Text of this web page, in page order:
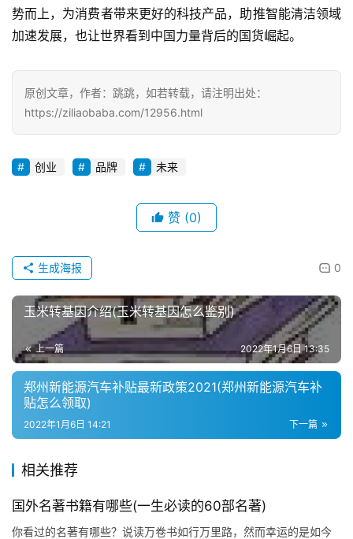
势而上，为消费者带来更好的科技产品，助推智能清洁领域
加速发展，也让世界看到中国力量背后的国货崛起。
原创文章，作者：跳跳，如若转载，请注明出处：
https://ziliaobaba.com/12956.html
创业 品牌 未来
赞 (0)
0
生成海报
玉米转基因介绍(玉米转基因怎么鉴别)
上一篇 2022年1月6日 13:35
郑州新能源汽车补贴最新政策2021(郑州新能源汽车补
贴怎么领取)
下一篇
2022年1月6日 14:21
相关推荐
国外名著书籍有哪些(一生必读的60部名著)
你看过的名著有哪些？说读万卷书如行万里路，然而幸运的是如今